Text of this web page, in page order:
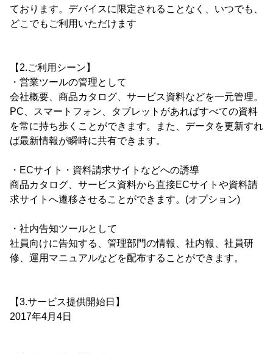
ております。デバイスに限定されることなく、いつでも、
どこでもご利用いただけます
【2.ご利用シーン】
・営業ツールの管理として
会社概要、商品カタログ、サービス資料などを一元管理。
PC、スマートフォン、タブレットがあればすべての資料
を常に持ち歩くことができます。また、データを更新すれ
ば最新情報が瞬時に共有できます。
・ECサイト・資料請求サイトなどへの誘導
商品カタログ、サービス資料から直接ECサイトや資料請
求サイトへ遷移させることができます。(オプション)
・社内告知ツールとして
社員向けに告知する、管理部門の情報、社内報、社員研
修、運用マニュアルなどを配布することができます。
【3.サービス提供開始日】
2017年4月4日